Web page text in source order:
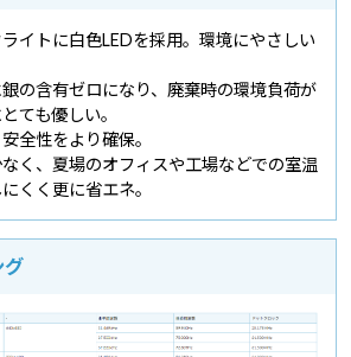
イトに白色LEDを採用。環境にやさしい
の含有ゼロになり、廃棄時の環境負荷が
ても優しい。
全性をより確保。
く、夏場のオフィスや工場などでの室温
くく更に省エネ。
グ